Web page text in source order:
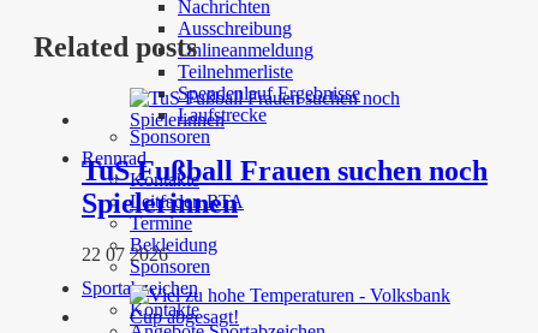
Nachrichten
Ausschreibung
Onlineanmeldung
Teilnehmerliste
Spendenlauf Ergebnisse
Laufstrecke
Sponsoren
Rennrad
Kontakte
Leitfaden RTA
Termine
Bekleidung
Sponsoren
Sportabzeichen
Kontakte
Related posts
TuS Fußball Frauen suchen noch
Spielerinnen
22 07 2026